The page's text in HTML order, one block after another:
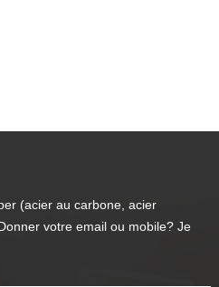
(acier au carbone, acier
votre email ou mobile? Je